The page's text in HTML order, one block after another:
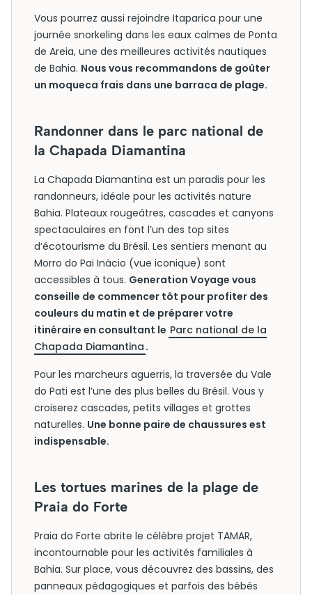
Vous pourrez aussi rejoindre Itaparica pour une
journée snorkeling dans les eaux calmes de Ponta
de Areia, une des meilleures activités nautiques
de Bahia. Nous vous recommandons de goûter
un moqueca frais dans une barraca de plage.
Randonner dans le parc national de
la Chapada Diamantina
La Chapada Diamantina est un paradis pour les
randonneurs, idéale pour les activités nature
Bahia. Plateaux rougeâtres, cascades et canyons
spectaculaires en font l’un des top sites
d’écotourisme du Brésil. Les sentiers menant au
Morro do Pai Inácio (vue iconique) sont
accessibles à tous. Generation Voyage vous
conseille de commencer tôt pour profiter des
couleurs du matin et de préparer votre
itinéraire en consultant le Parc national de la
Chapada Diamantina .
Pour les marcheurs aguerris, la traversée du Vale
do Pati est l’une des plus belles du Brésil. Vous y
croiserez cascades, petits villages et grottes
naturelles. Une bonne paire de chaussures est
indispensable.
Les tortues marines de la plage de
Praia do Forte
Praia do Forte abrite le célèbre projet TAMAR,
incontournable pour les activités familiales à
Bahia. Sur place, vous découvrez des bassins, des
panneaux pédagogiques et parfois des bébés